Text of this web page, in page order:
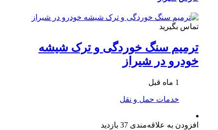
تماس بگیرید
ترمیم سنگ خوردگی و ترک شیشه
خودرو در شیراز
1 ماه قبل
خدمات حمل و نقل
افزودن به علاقه‌مندی 37 بازدید